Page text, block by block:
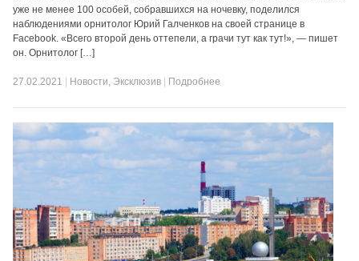
уже не менее 100 особей, собравшихся на ночевку, поделился
наблюдениями орнитолог Юрий Галченков на своей странице в
Facebook. «Всего второй день оттепели, а грачи тут как тут!», — пишет
он. Орнитолог […]
27.02.2021 Новости, Эксклюзив Подробнее